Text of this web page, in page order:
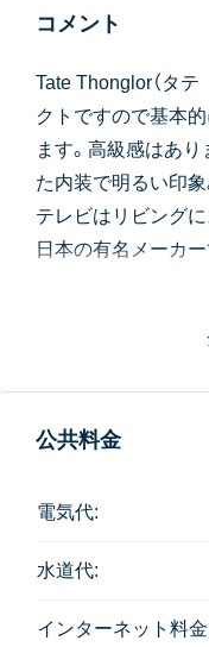
コメント
Tate Thonglor（タテ
クトですので基本
ます。高級感はあ
た内装で明るい印象
テレビはリビング
日本の有名メーカー
て押して開けるタ
認が必要です。
公共料金
電気代:
水道代:
インターネット料